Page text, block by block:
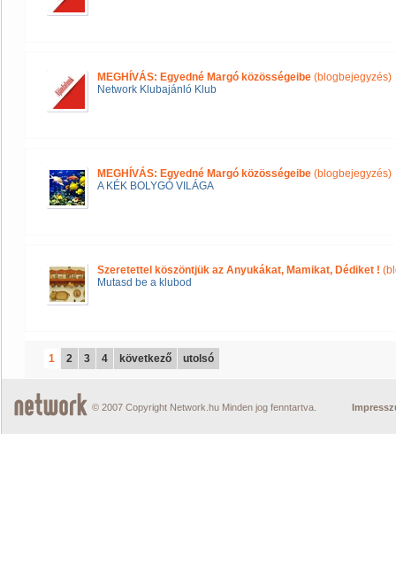
MEGHÍVÁS: Egyedné Margó közösségeibe (blogbejegyzés)
Network Klubajánló Klub
MEGHÍVÁS: Egyedné Margó közösségeibe (blogbejegyzés)
A KÉK BOLYGÓ VILÁGA
Szeretettel köszöntjük az Anyukákat, Mamikat, Dédiket !
Mutasd be a klubod
1 2 3 4 következő utolsó
© 2007 Copyright Network.hu Minden jog fenntartva.